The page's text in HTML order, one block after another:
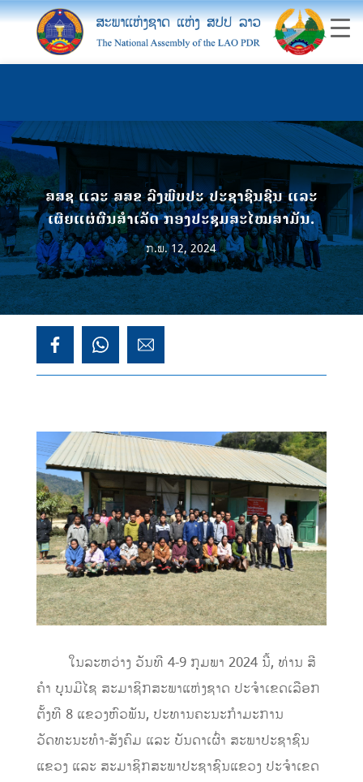
ສສຊ ແລະ ສສຂ ລົງພົບປະ ປະຊາຊົນຊົນ ແລະ
ເຜີຍແຜ່ຜົນສຳເລັດ ກອງປະຊຸມສະໄໝສາມັນ.
ກ.ພ. 12, 2024
ໃນລະຫວ່າງ ວັນທີ 4-9 ກຸມພາ 2024 ນີ້, ທ່ານ ສີ
ຄຳ ບຸນມີໄຊ ສະມາຊິກສະພາແຫ່ງຊາດ ປະຈຳເຂດເລືອກ
ຕັ້ງທີ 8 ແຂວງຫົວພັນ, ປະທານຄະນະກຳມະການ
ວັດທະນະທຳ-ສັງຄົມ ແລະ ບັນດາເຜົ່າ ສະພາປະຊາຊົນ
ແຂວງ ແລະ ສະມາຊິກສະພາປະຊາຊົນແຂວງ ປະຈຳເຂດ